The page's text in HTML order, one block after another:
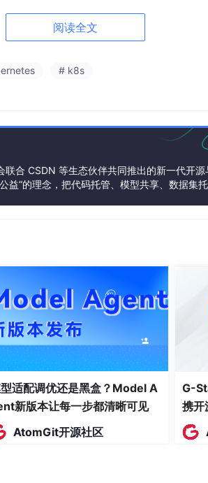
为热数据]
由器]
据代理]
分类模型，预测每条数据在未来 N 天内
阅读全文
# k8s
联合 CSDN 等生态伙伴共同推出的新一代开
益”的理念，把代码托管、模型共享、数据集
适配调优还是黑盒？Model A
新版本让每一步都清晰可见
AtomGit开源社区
G-
携开
入